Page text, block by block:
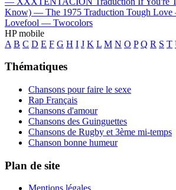
Know) — The 1975 Traduction Tough
Lovefool — Twocolors
HP mobile
A B C D E F G H I J K L M N O P Q R S T
Thématiques
Chansons pour faire le sexe
Rap Français
Chansons d'amour
Chansons des Guinguettes
Chansons de Rugby et 3ème mi-temps
Chanson bonne humeur
Plan de site